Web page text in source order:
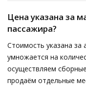
Цена указана за
пассажира?
Стоимость указана
умножается на
осуществляем
продаём отдельные